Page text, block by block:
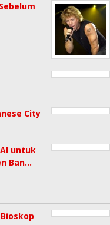
City
untuk
Ban…